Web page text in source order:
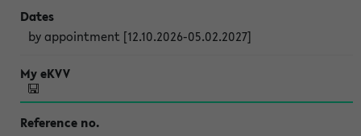
by appointment [12.10.2026-05.02.2027]